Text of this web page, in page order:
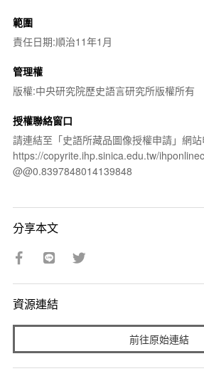
範圍
責任日期:順治11年1月
管理權
版權:中央研究院歷史語言研究所版權所有
授權聯絡窗口
請連結至「史語所藏品圖像授權申請」網站
https://copyrite.ihp.sinica.edu.tw/
@@0.8397848014139848
分享本文
資源連結
前往原始連結